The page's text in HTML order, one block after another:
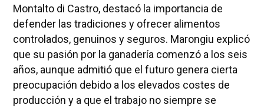
Montalto di Castro, destacó la importancia de
defender las tradiciones y ofrecer alimentos
controlados, genuinos y seguros. Marongiu explicó
que su pasión por la ganadería comenzó a los seis
años, aunque admitió que el futuro genera cierta
preocupación debido a los elevados costes de
producción y a que el trabajo no siempre se